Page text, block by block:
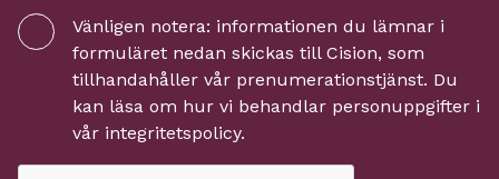
Vänligen notera: informationen du lämnar i
formuläret nedan skickas till Cision, som
tillhandahåller vår prenumerationstjänst. Du
kan läsa om hur vi behandlar personuppgifter i
vår integritetspolicy.